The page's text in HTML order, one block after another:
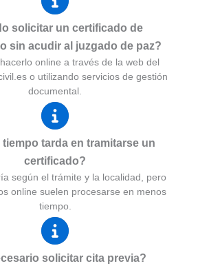
solicitar un certificado de
sin acudir al juzgado de paz?
online a través de la web del
o utilizando servicios de gestión
documental.
tarda en tramitarse un
certificado?
según el trámite y la localidad, pero
online suelen procesarse en menos
tiempo.
solicitar cita previa?